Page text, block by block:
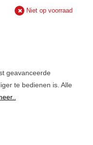
Niet op voorraad
geavanceerde
te bedienen is. Alle